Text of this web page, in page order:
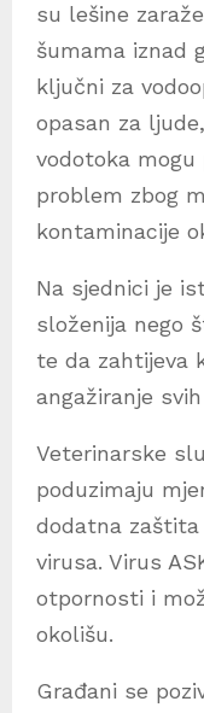
su lešine
šumama iznad
ključni za
opasan za
vodotoka
problem zbog
kontaminacije
Na sjednici je
složenija nego
te da zahtijeva
angažiranje
Veterinarske
poduzimaju
dodatna zaštita
virusa. Virus
otpornosti i
okolišu.
Građani se